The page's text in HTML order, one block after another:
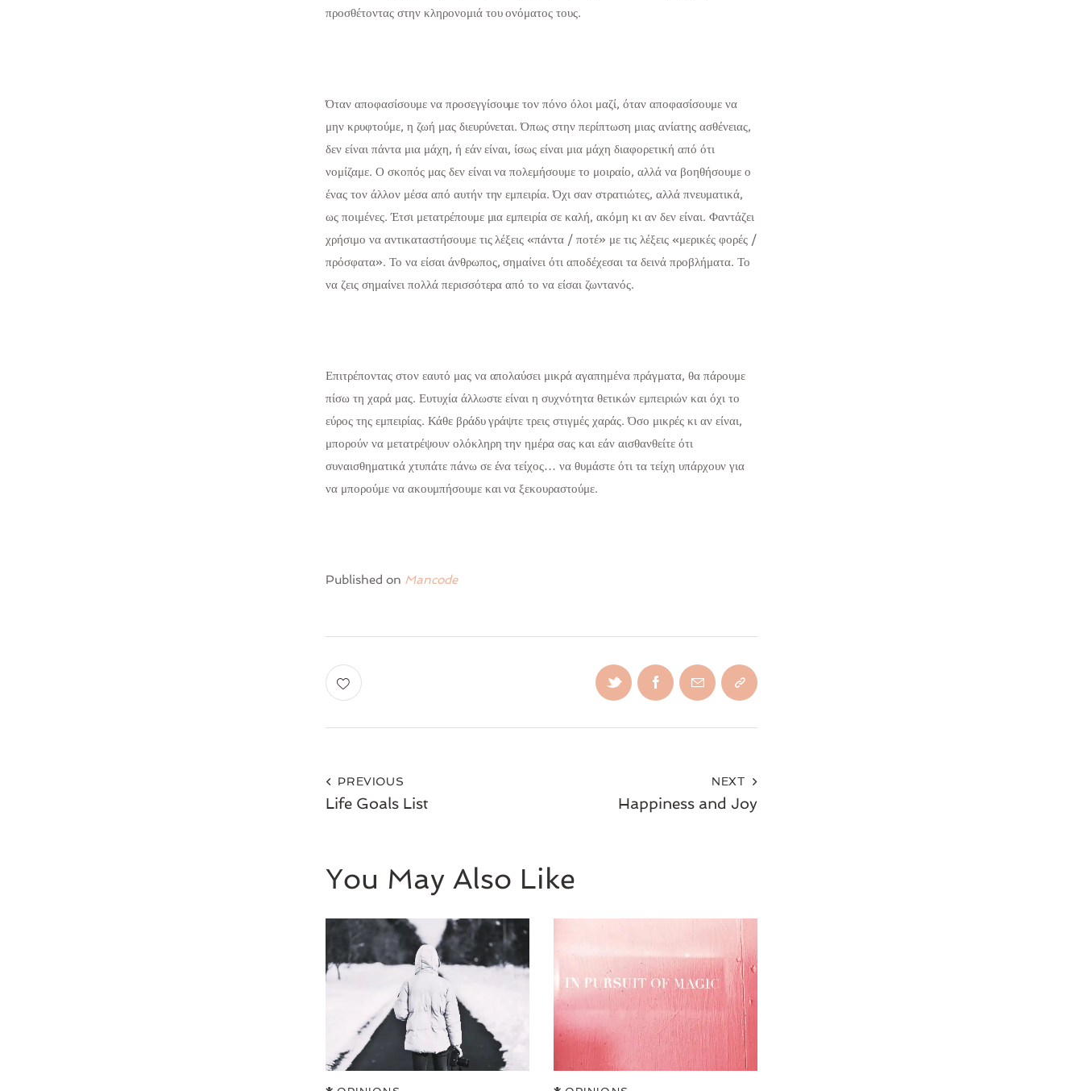
προσθέτοντας στην κληρονομιά του ονόματος τους.
Όταν αποφασίσουμε να προσεγγίσουμε τον πόνο όλοι μαζί, όταν αποφασίσουμε να
μην κρυφτούμε, η ζωή μας διευρύνεται. Όπως στην περίπτωση μιας ανίατης ασθένειας,
δεν είναι πάντα μια μάχη, ή εάν είναι, ίσως είναι μια μάχη διαφορετική από ότι
νομίζαμε. Ο σκοπός μας δεν είναι να πολεμήσουμε το μοιραίο, αλλά να βοηθήσουμε ο
ένας τον άλλον μέσα από αυτήν την εμπειρία. Όχι σαν στρατιώτες, αλλά πνευματικά,
ως ποιμένες. Έτσι μετατρέπουμε μια εμπειρία σε καλή, ακόμη κι αν δεν είναι. Φαντάζει
χρήσιμο να αντικαταστήσουμε τις λέξεις «πάντα / ποτέ» με τις λέξεις «μερικές φορές /
πρόσφατα». Το να είσαι άνθρωπος, σημαίνει ότι αποδέχεσαι τα δεινά προβλήματα. Το
να ζεις σημαίνει πολλά περισσότερα από το να είσαι ζωντανός.
Επιτρέποντας στον εαυτό μας να απολαύσει μικρά αγαπημένα πράγματα, θα πάρουμε
πίσω τη χαρά μας. Ευτυχία άλλωστε είναι η συχνότητα θετικών εμπειριών και όχι το
εύρος της εμπειρίας. Κάθε βράδυ γράψτε τρεις στιγμές χαράς. Όσο μικρές κι αν είναι,
μπορούν να μετατρέψουν ολόκληρη την ημέρα σας και εάν αισθανθείτε ότι
συναισθηματικά χτυπάτε πάνω σε ένα τείχος… να θυμάστε ότι τα τείχη υπάρχουν για
να μπορούμε να ακουμπήσουμε και να ξεκουραστούμε.
Published on Mancode
PREVIOUS
Life Goals List
NEXT
Happiness and Joy
You May Also Like